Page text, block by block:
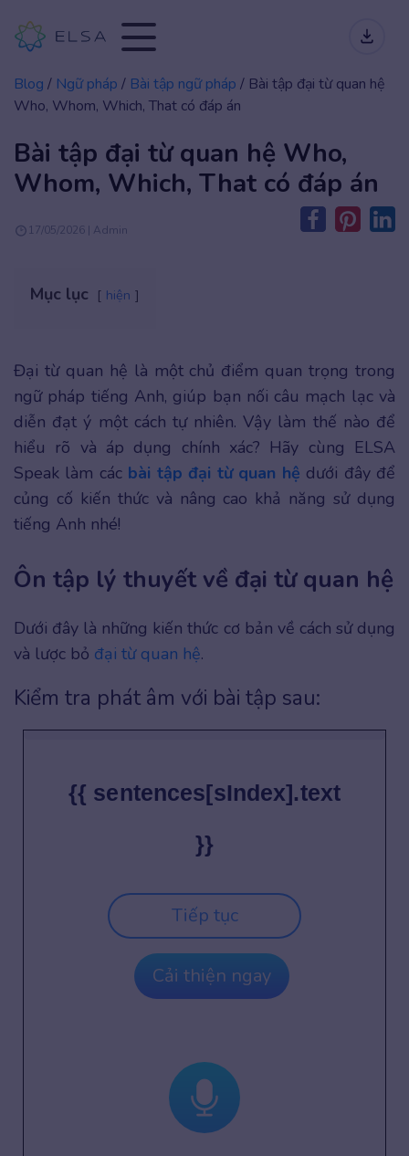
Blog / Ngữ pháp / Bài tập ngữ pháp / Bài tập đại từ quan hệ
Who, Whom, Which, That có đáp án
Bài tập đại từ quan hệ Who,
Whom, Which, That có đáp án
17/05/2026 | Admin
Mục lục hiện
Đại từ quan hệ là một chủ điểm quan trọng trong
ngữ pháp tiếng Anh, giúp bạn nối câu mạch lạc và
diễn đạt ý một cách tự nhiên. Vậy làm thế nào để
hiểu rõ và áp dụng chính xác? Hãy cùng ELSA
Speak làm các bài tập đại từ quan hệ dưới đây để
củng cố kiến thức và nâng cao khả năng sử dụng
tiếng Anh nhé!
Ôn tập lý thuyết về đại từ quan hệ
Dưới đây là những kiến thức cơ bản về cách sử dụng
và lược bỏ đại từ quan hệ.
Kiểm tra phát âm với bài tập sau:
{{ sentences[sIndex].text
}}
Tiếp tục
Cải thiện ngay